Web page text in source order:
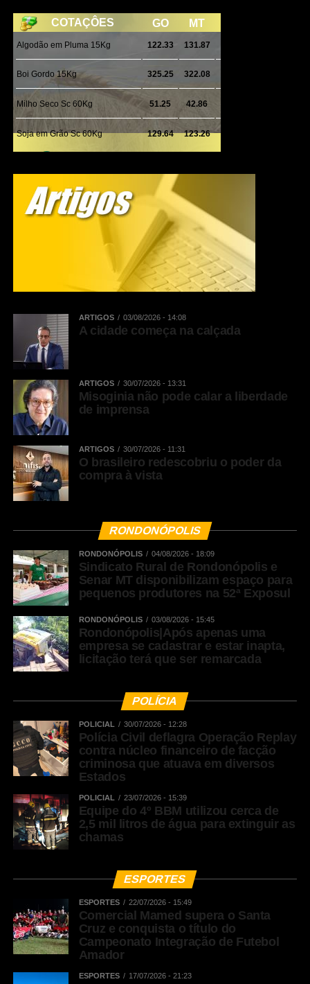
Integração
Participaram da Operação Adsumus equipes da
Delegacia Especializada de Roubos e Furtos (Derf) de
Rondonópolis, com apoio da 1ª Delegacia de Polícia de
Tangará da Serra, da Gerência de Combate ao Crime
Organizado (GCCO) e da Delegacia Especializada de
WhatsApp
ARTIGOS 03/08/2026 - 14:08
A cidade começa na calçada
ARTIGOS 30/07/2026 - 13:31
Misoginia não pode calar a liberdade
de imprensa
ARTIGOS 30/07/2026 - 11:31
O brasileiro redescobriu o poder da
compra à vista
RONDONÓPOLIS
RONDONÓPOLIS 04/08/2026 - 18:09
Sindicato Rural de Rondonópolis e
Senar MT disponibilizam espaço para
pequenos produtores na 52ª Exposul
RONDONÓPOLIS 03/08/2026 - 15:45
Rondonópolis|Após apenas uma
empresa se cadastrar e estar inapta,
licitação terá que ser remarcada
POLÍCIA
POLICIAL 30/07/2026 - 12:28
Polícia Civil deflagra Operação Replay
contra núcleo financeiro de facção
criminosa que atuava em diversos
Estados
POLICIAL 23/07/2026 - 15:39
Equipe do 4º BBM utilizou cerca de
2,5 mil litros de água para extinguir as
chamas
ESPORTES
ESPORTES 22/07/2026 - 15:49
Comercial Mamed supera o Santa
Cruz e conquista o título do
Campeonato Integração de Futebol
Amador
ESPORTES 17/07/2026 - 21:23